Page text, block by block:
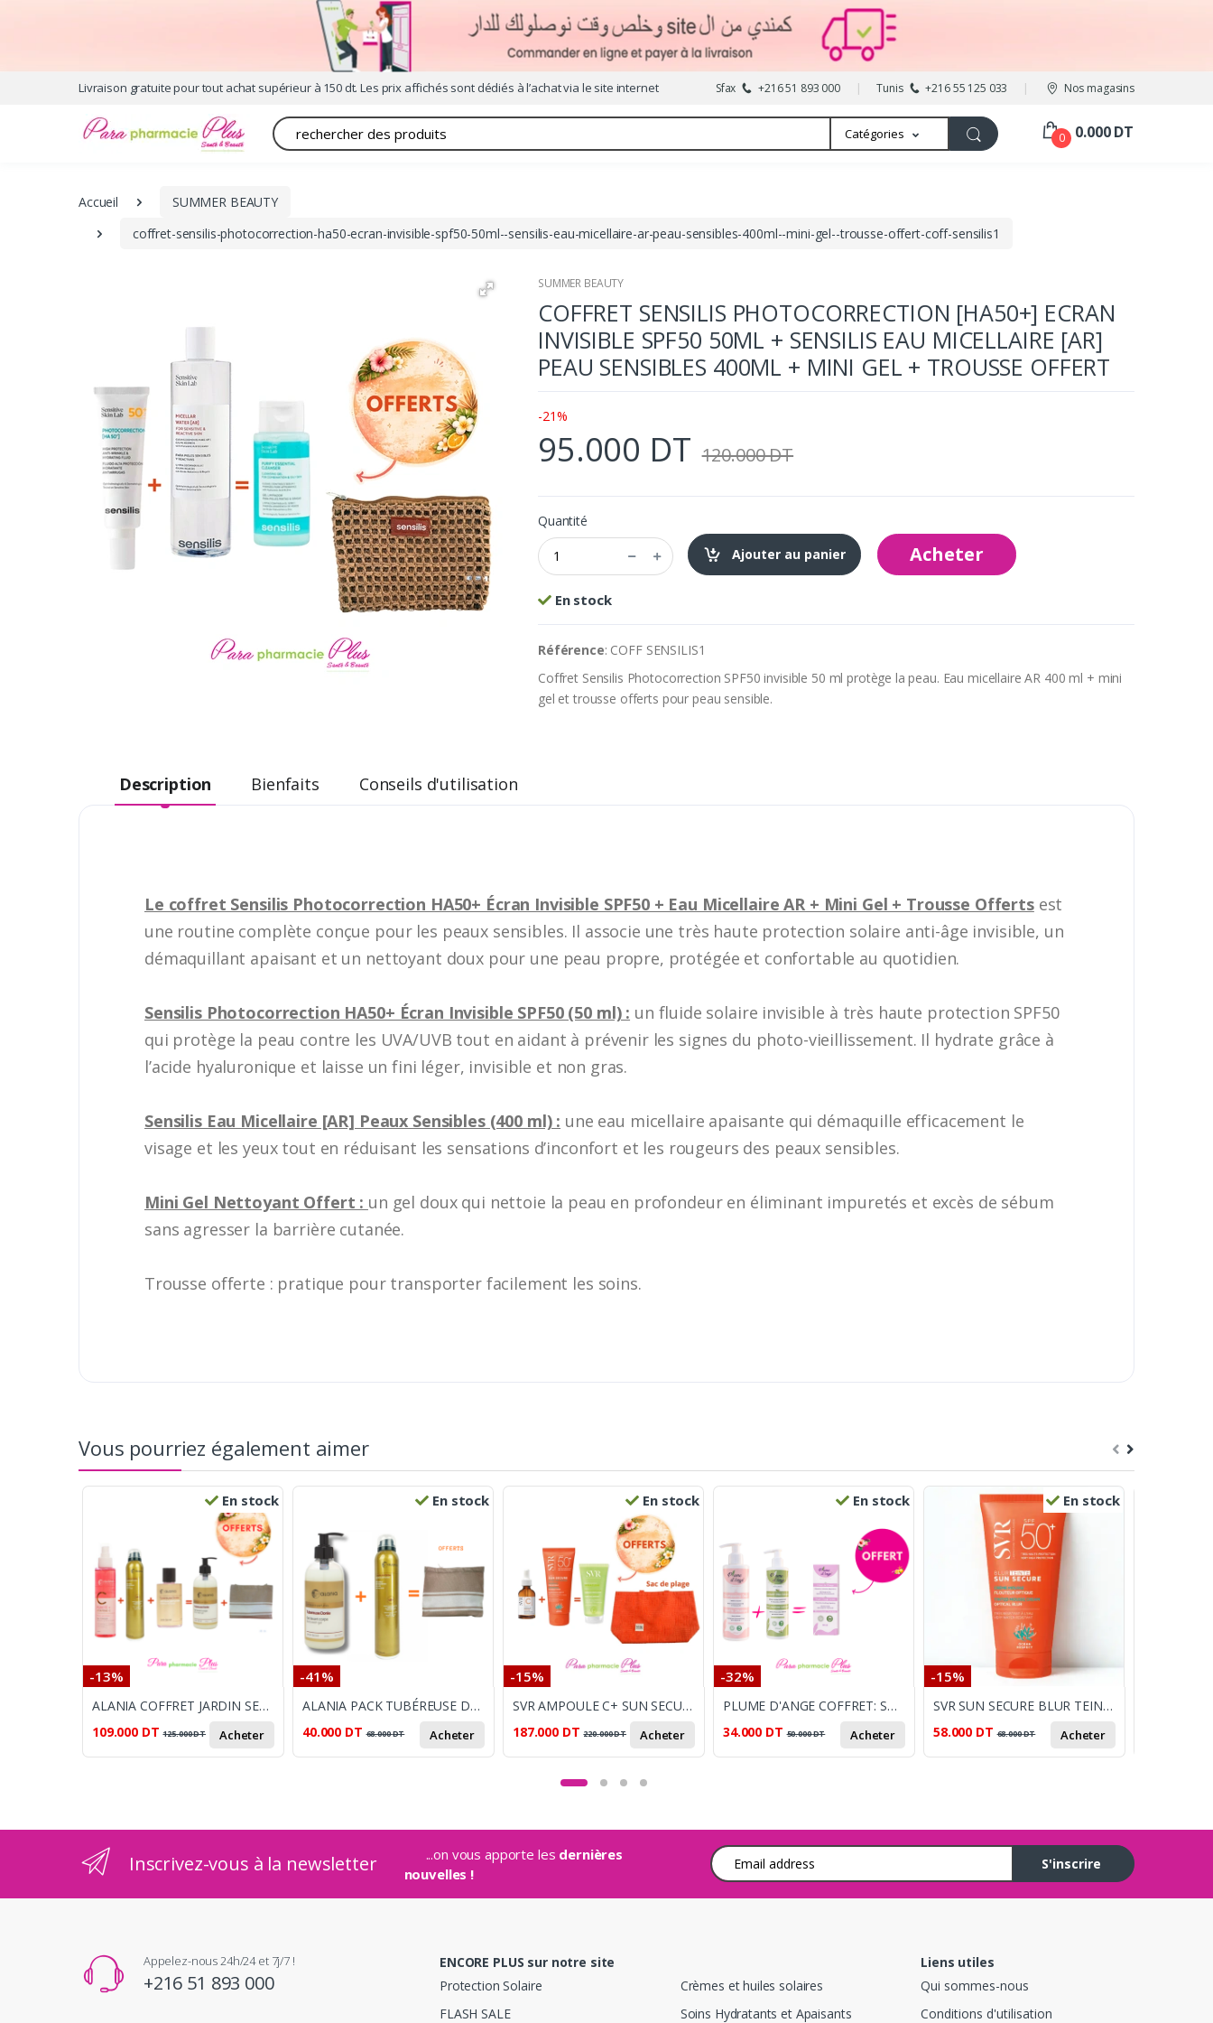
Livraison gratuite pour tout achat supérieur à 150 dt. Les prix affichés sont dédiés à l’achat via le site internet Sfax +216 51 893 000 Tunis +216 55 125 033 Nos magasins
Recherche Catégories 0 0.000 DT
Accueil
SUMMER BEAUTY
coffret-sensilis-photocorrection-ha50-ecran-invisible-spf50-50ml--sensilis-eau-micellaire-ar-peau-sensibles-400ml--mini-gel--trousse-offert-coff-sensilis1
SUMMER BEAUTY
COFFRET SENSILIS PHOTOCORRECTION [HA50+] ECRAN
INVISIBLE SPF50 50ML + SENSILIS EAU MICELLAIRE [AR]
PEAU SENSIBLES 400ML + MINI GEL + TROUSSE OFFERT
-21%
95.000 DT 120.000 DT
Quantité
Ajouter au panier
Acheter
En stock
Référence: COFF SENSILIS1
Coffret Sensilis Photocorrection SPF50 invisible 50 ml protège la peau. Eau micellaire AR 400 ml + mini
gel et trousse offerts pour peau sensible.
Description Bienfaits Conseils d'utilisation
Le coffret Sensilis Photocorrection HA50+ Écran Invisible SPF50 + Eau Micellaire AR + Mini Gel + Trousse Offertsest
une routine complète conçue pour les peaux sensibles. Il associe une très haute protection solaire anti-âge invisible, un
démaquillant apaisant et un nettoyant doux pour une peau propre, protégée et confortable au quotidien.
Sensilis Photocorrection HA50+ Écran Invisible SPF50 (50 ml) : un fluide solaire invisible à très haute protection SPF50
qui protège la peau contre les UVA/UVB tout en aidant à prévenir les signes du photo-vieillissement. Il hydrate grâce à
l’acide hyaluronique et laisse un fini léger, invisible et non gras.
Sensilis Eau Micellaire [AR] Peaux Sensibles (400 ml) : une eau micellaire apaisante qui démaquille efficacement le
visage et les yeux tout en réduisant les sensations d’inconfort et les rougeurs des peaux sensibles.
Mini Gel Nettoyant Offert : un gel doux qui nettoie la peau en profondeur en éliminant impuretés et excès de sébum
sans agresser la barrière cutanée.
Trousse offerte : pratique pour transporter facilement les soins.
Vous pourriez également aimer
En stock
-13%
ALANIA COFFRET JARDIN SECRET TUBEREUSE DOREE VIT C GEL NETTOYANT 250ML+ EAU PARFUMEE CHEVEUX ET CORPS 100ML + DEODORANT PARFUME 200ML + GEL LAVANT CORPS 350ML ET SAC OFFERT
109.000 DT 125.000DT Acheter
En stock
-41%
ALANIA PACK TUBÉREUSE DORÉE : GEL LAVANT CORPS 350 ML + DÉODORANT PARFUMÉ SPRAY 200 ML
40.000 DT 68.000DT Acheter
En stock
-15%
SVR AMPOULE C+ SUN SECURE LAIT 250ML+MINI GEL 55ML+ SAC DE PLAGE OFFERT
187.000 DT 220.000DT Acheter
En stock
-32%
PLUME D'ANGE COFFRET: SHAMP DOUX 250ML + LINEMENT OLEO-CALCAIRE 250ML + CREME DE CHANGE 50ML OFFERTE
34.000 DT 50.000DT Acheter
En stock
-15%
SVR SUN SECURE BLUR TEINTE SPF50+
58.000 DT 68.000DT Acheter
Inscrivez-vous à la newsletter ...on vous apporte les dernières
nouvelles !
Adresse e-mail
S'inscrire
Appelez-nous 24h/24 et 7j/7 !
+216 51 893 000
ENCORE PLUS sur notre site
Protection Solaire
FLASH SALE
Crèmes et huiles solaires
Soins Hydratants et Apaisants
Liens utiles
Qui sommes-nous
Conditions d'utilisation